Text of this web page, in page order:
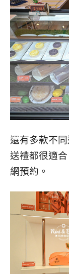
還有多款不
送禮都很適
網預約。